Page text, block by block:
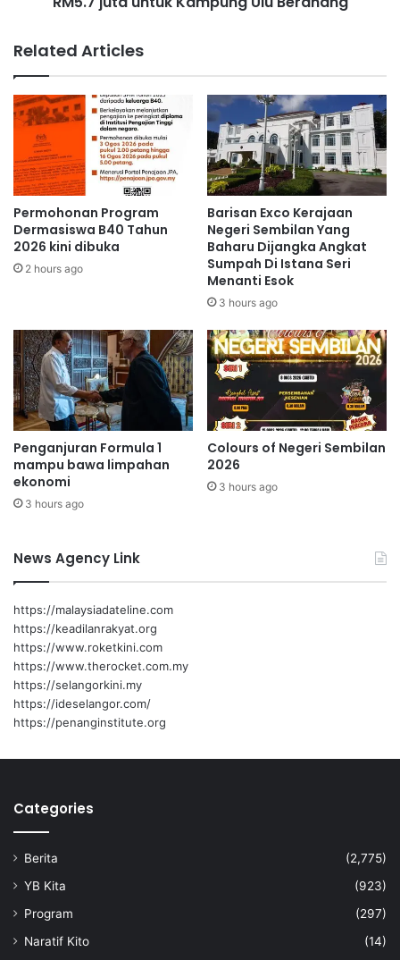
g
e
r
i
S
m
b
i
l
a
n
u
k
K
a
m
u
n
g
U
l
u
n
a
n
g
Related Articles
Permohonan Program
Dermasiswa B40 Tahun
2026 kini dibuka
2 hours ago
Barisan Exco Kerajaan
Negeri Sembilan Yang
Baharu Dijangka Angkat
Sumpah Di Istana Seri
Menanti Esok
3 hours ago
Penganjuran Formula 1
mampu bawa limpahan
ekonomi
3 hours ago
Colours of Negeri Sembilan
2026
3 hours ago
News Agency Link
https://malaysiadateline.com
https://keadilanrakyat.org
https://www.roketkini.com
https://www.therocket.com.my
https://selangorkini.my
https://ideselangor.com/
https://penanginstitute.org
Categories
Berita
(2,775)
YB Kita
(923)
Program
(297)
Naratif Kito
(14)